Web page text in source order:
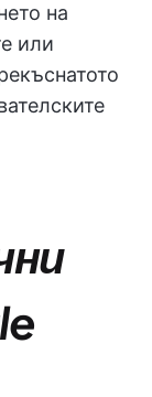
на
или